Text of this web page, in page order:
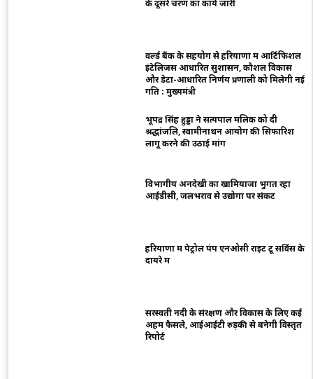
के दूसरे चरण का कार्य जारी
वर्ल्ड बैंक के सहयोग से हरियाणा में आर्टिफिशल
इंटेलिजेंस आधारित सुशासन, कौशल विकास
और डेटा-आधारित निर्णय प्रणाली को मिलेगी नई
गति : मुख्यमंत्री
भूपेंद्र सिंह हुड्डा ने सत्यपाल मलिक को दी
श्रद्धांजलि, स्वामीनाथन आयोग की सिफारिशें
लागू करने की उठाई मांग
विभागीय अनदेखी का खामियाजा भुगत रहा
आईडीसी, जलभराव से उद्योगों पर संकट
हरियाणा में पेट्रोल पंप एनओसी राइट टू सर्विस के
दायरे में
सरस्वती नदी के संरक्षण और विकास के लिए कई
अहम फैसले, आईआईटी रुड़की से बनेगी विस्तृत
रिपोर्ट